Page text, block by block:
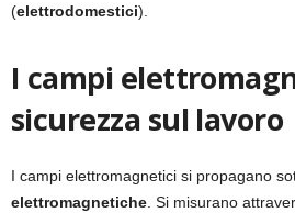
(elettrodomestici).
I campi
sicurezza sul lavoro
I campi elettromagnetici si propagano
elettromagnetiche. Si misurano